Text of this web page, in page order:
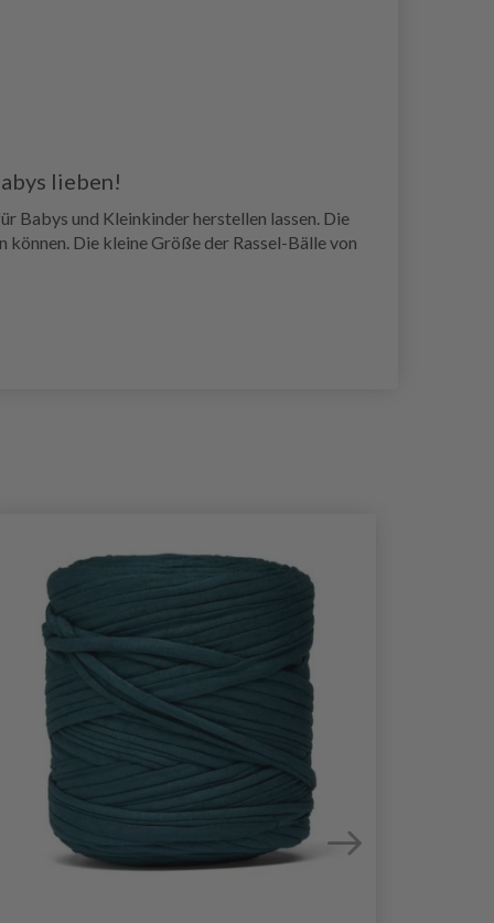
lieben!
Babys und Kleinkinder herstellen lassen. Die
Die kleine Größe der Rassel-Bälle von